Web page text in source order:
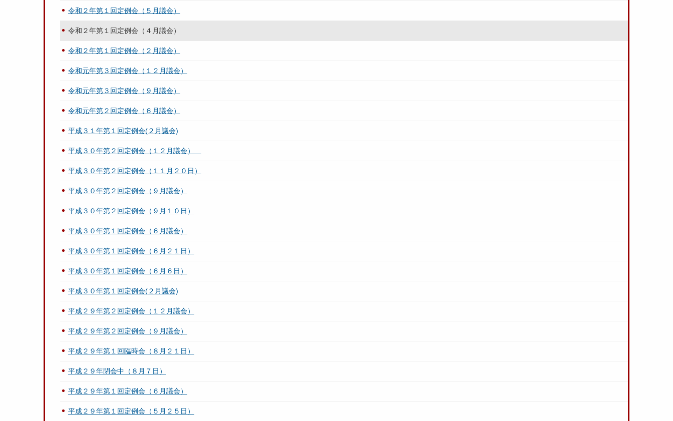
令和２年第１回定例会（５月議会）
令和２年第１回定例会（４月議会）
令和２年第１回定例会（２月議会）
令和元年第３回定例会（１２月議会）
令和元年第３回定例会（９月議会）
令和元年第２回定例会（６月議会）
平成３１年第１回定例会(２月議会)
平成３０年第２回定例会（１２月議会）
平成３０年第２回定例会（１１月２０日）
平成３０年第２回定例会（９月議会）
平成３０年第２回定例会（９月１０日）
平成３０年第１回定例会（６月議会）
平成３０年第１回定例会（６月２１日）
平成３０年第１回定例会（６月６日）
平成３０年第１回定例会(２月議会)
平成２９年第２回定例会（１２月議会）
平成２９年第２回定例会（９月議会）
平成２９年第１回臨時会（８月２１日）
平成２９年閉会中（８月７日）
平成２９年第１回定例会（６月議会）
平成２９年第１回定例会（５月２５日）